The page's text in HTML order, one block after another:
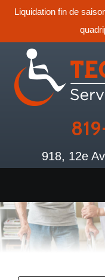
Liquidation fin de
918, 12e